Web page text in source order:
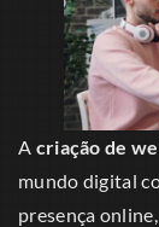
A criação de
mundo digital
presença